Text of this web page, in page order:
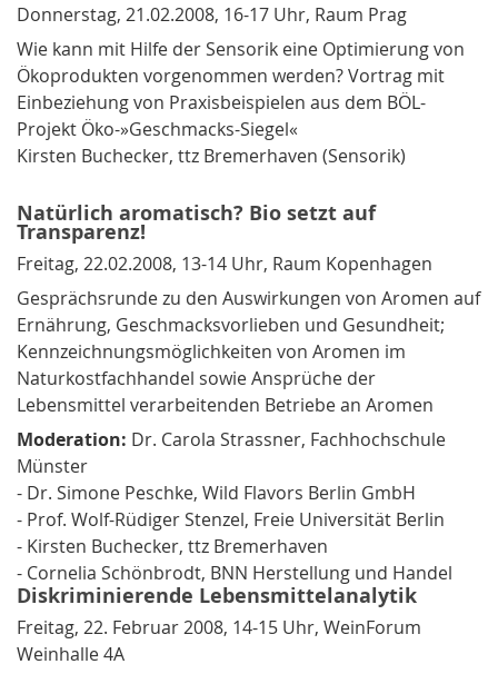
Donnerstag, 21.02.2008, 16-17 Uhr, Raum Prag
Wie kann mit Hilfe der Sensorik eine Optimierung von
Ökoprodukten vorgenommen werden? Vortrag mit
Einbeziehung von Praxisbeispielen aus dem BÖL-
Projekt Öko-»Geschmacks-Siegel«
Kirsten Buchecker, ttz Bremerhaven (Sensorik)
Natürlich aromatisch? Bio setzt auf
Transparenz!
Freitag, 22.02.2008, 13-14 Uhr, Raum Kopenhagen
Gesprächsrunde zu den Auswirkungen von Aromen auf
Ernährung, Geschmacksvorlieben und Gesundheit;
Kennzeichnungsmöglichkeiten von Aromen im
Naturkostfachhandel sowie Ansprüche der
Lebensmittel verarbeitenden Betriebe an Aromen
Moderation: Dr. Carola Strassner, Fachhochschule
Münster
- Dr. Simone Peschke, Wild Flavors Berlin GmbH
- Prof. Wolf-Rüdiger Stenzel, Freie Universität Berlin
- Kirsten Buchecker, ttz Bremerhaven
- Cornelia Schönbrodt, BNN Herstellung und Handel
Diskriminierende Lebensmittelanalytik
Freitag, 22. Februar 2008, 14-15 Uhr, WeinForum
Weinhalle 4A